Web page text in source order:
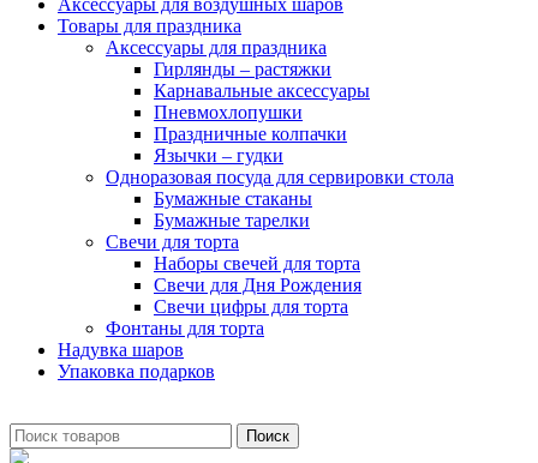
Аксессуары для воздушных шаров
Товары для праздника
Аксессуары для праздника
Гирлянды – растяжки
Карнавальные аксессуары
Пневмохлопушки
Праздничные колпачки
Язычки – гудки
Одноразовая посуда для сервировки стола
Бумажные стаканы
Бумажные тарелки
Свечи для торта
Наборы свечей для торта
Свечи для Дня Рождения
Свечи цифры для торта
Фонтаны для торта
Надувка шаров
Упаковка подарков
Поиск